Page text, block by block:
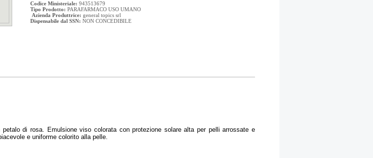
Codice Ministeriale: 943513679
Tipo Prodotto: PARAFARMACO USO UMANO
Azienda Produttrice: general topics srl
Dispensabile dal SSN: NON CONCEDIBILE
di rosa. Emulsione viso colorata con protezione solare alta per pelli arrossate e
e uniforme colorito alla pelle.